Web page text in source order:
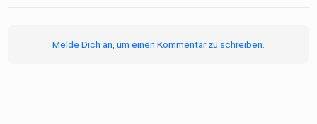
Melde Dich an, um einen Kommentar zu schreiben.